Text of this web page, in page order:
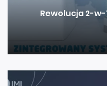
Rewolucja 2-w-